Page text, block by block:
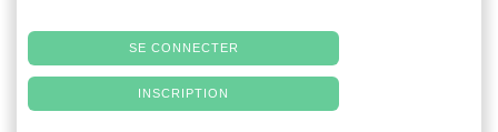
SE CONNECTER
INSCRIPTION